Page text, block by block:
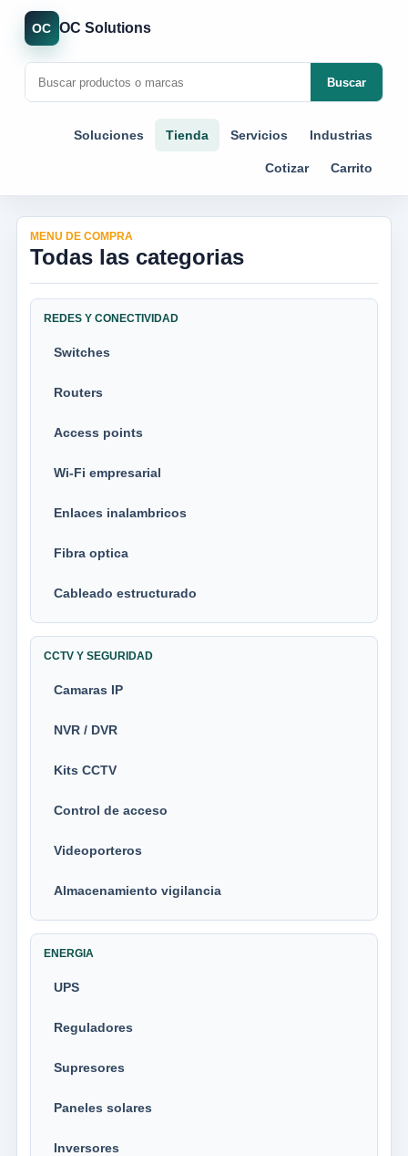
OC OC Solutions
Buscar
Soluciones Tienda Servicios Industrias
Cotizar Carrito
MENU DE COMPRA
Todas las categorias
REDES Y CONECTIVIDAD
Switches
Routers
Access points
Wi-Fi empresarial
Enlaces inalambricos
Fibra optica
Cableado estructurado
CCTV Y SEGURIDAD
Camaras IP
NVR / DVR
Kits CCTV
Control de acceso
Videoporteros
Almacenamiento vigilancia
ENERGIA
UPS
Reguladores
Supresores
Paneles solares
Inversores